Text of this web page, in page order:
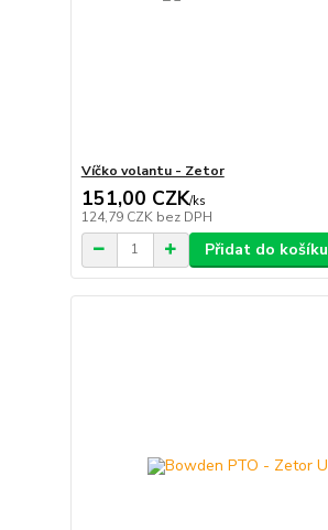
Víčko volantu - Zetor
151,00 CZK/ks
124,79 CZK bez DPH
Přidat do košíku